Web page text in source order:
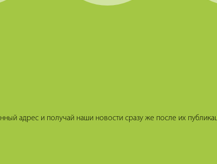
адрес и получай наши новости сразу же после их